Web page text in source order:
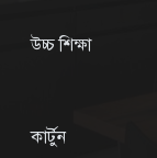
উচ্চ শিক্ষা
কার্টুন